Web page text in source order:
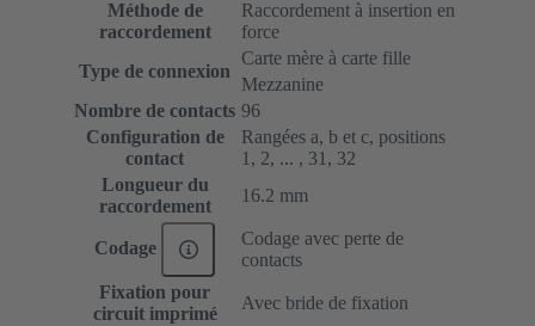
Méthode de
raccordement
Raccordement à insertion en
force
Type de connexion
Carte mère à carte fille
Mezzanine
Nombre de contacts 96
Configuration de
contact
Rangées a, b et c, positions
1, 2, ... , 31, 32
Longueur du
raccordement
16.2 mm
Codage
Codage avec perte de
contacts
Fixation pour
circuit imprimé
Avec bride de fixation